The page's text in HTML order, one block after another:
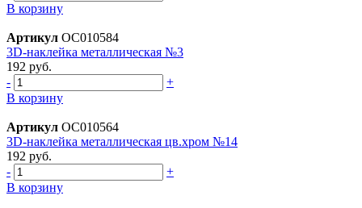
В корзину
Артикул ОС010584
3D-наклейка металлическая №3
192 руб.
-
+
В корзину
Артикул ОС010564
3D-наклейка металлическая цв.хром №14
192 руб.
-
+
В корзину